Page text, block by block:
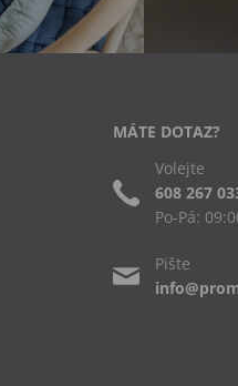
MÁTE DOTAZ?
Volejte
608 267
Po-Pá:
Pište